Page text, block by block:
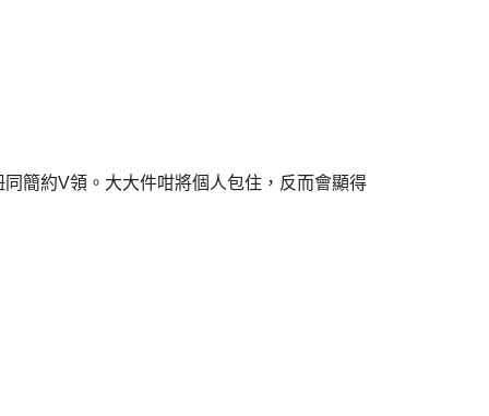
簡約V領。大大件咁將個人包住，反而會顯得